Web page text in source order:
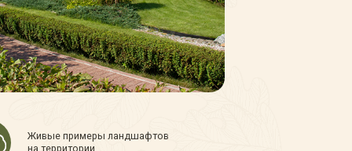
Живые примеры ландшафтов
на территории